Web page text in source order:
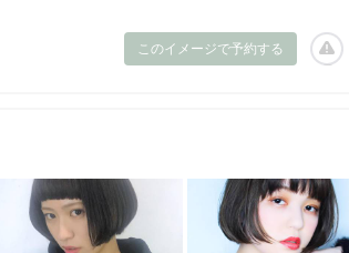
このイメージで予約する